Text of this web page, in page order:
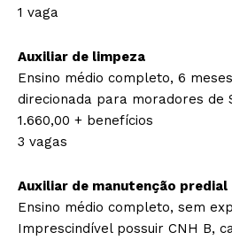
1 vaga
Auxiliar de limpeza
Ensino médio completo, 6
direcionada para moradores de
1.660,00 + benefícios
3 vagas
Auxiliar de manutenção predial
Ensino médio completo, sem
Imprescindível possuir CNH B,